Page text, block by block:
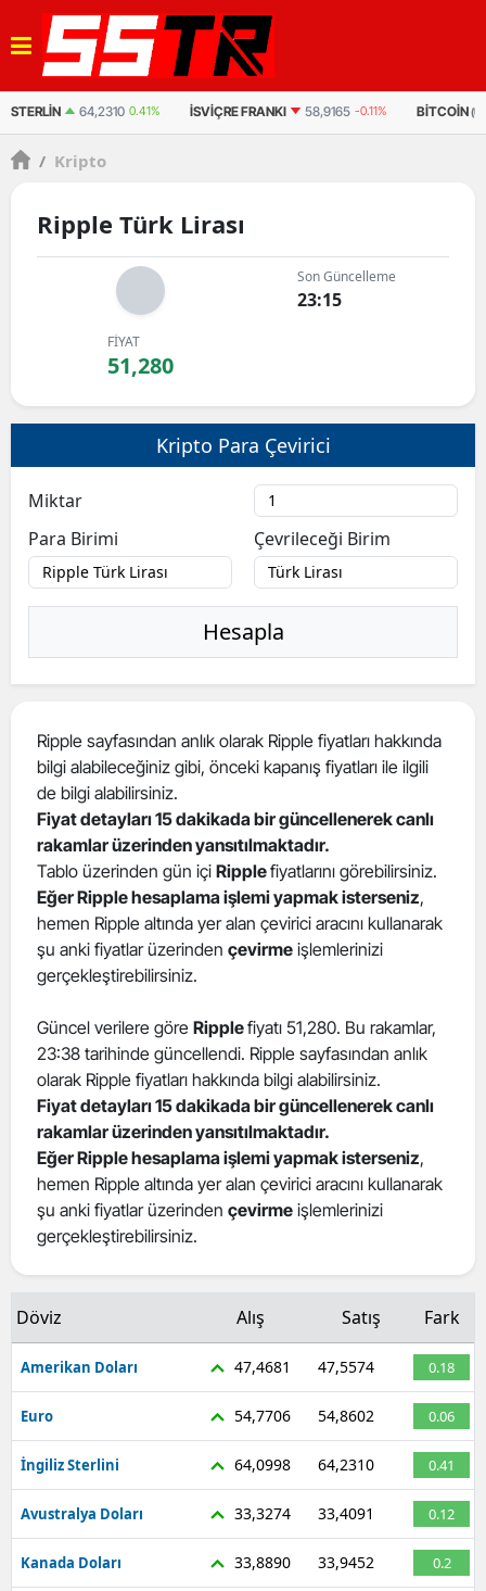
STERLIN 64,2310 0.41% İSVIÇRE FRANKI 58,9165 -0.11% BITCOIN
/ Kripto
Ripple Türk Lirası
Son Güncelleme
23:15
FİYAT
51,280
Kripto Para Çevirici
Miktar
Para Birimi
Çevrileceği Birim
Hesapla
Ripple sayfasından anlık olarak Ripple fiyatları hakkında
bilgi alabileceğiniz gibi, önceki kapanış fiyatları ile ilgili
de bilgi alabilirsiniz.
Fiyat detayları 15 dakikada bir güncellenerek canlı
rakamlar üzerinden yansıtılmaktadır.
Tablo üzerinden gün içi Ripplefiyatlarını görebilirsiniz.
Eğer Ripple hesaplama işlemi yapmak isterseniz,
hemen Ripple altında yer alan çevirici aracını kullanarak
şu anki fiyatlar üzerinden çevirme işlemlerinizi
gerçekleştirebilirsiniz.
Güncel verilere göre Ripplefiyatı 51,280. Bu rakamlar,
23:38 tarihinde güncellendi. Ripple sayfasından anlık
olarak Ripple fiyatları hakkında bilgi alabilirsiniz.
Fiyat detayları 15 dakikada bir güncellenerek canlı
rakamlar üzerinden yansıtılmaktadır.
Eğer Ripple hesaplama işlemi yapmak isterseniz,
hemen Ripple altında yer alan çevirici aracını kullanarak
şu anki fiyatlar üzerinden çevirme işlemlerinizi
gerçekleştirebilirsiniz.
Döviz Alış Satış Fark
Amerikan Doları 47,4681 47,5574 0.18
Euro 54,7706 54,8602 0.06
İngiliz Sterlini 64,0998 64,2310 0.41
Avustralya Doları 33,3274 33,4091 0.12
Kanada Doları 33,8890 33,9452 0.2